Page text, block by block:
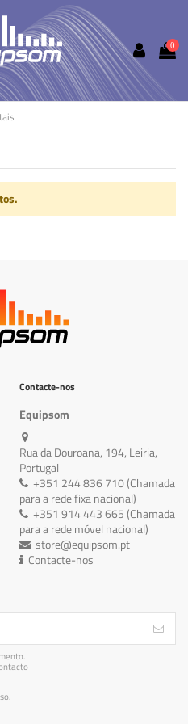
0
Contacte-nos
Equipsom
Rua da Douroana, 194, Leiria,
Portugal
+351 244 836 710 (Chamada
para a rede fixa nacional)
+351 914 443 665 (Chamada
para a rede móvel nacional)
store@equipsom.pt
Contacte-nos